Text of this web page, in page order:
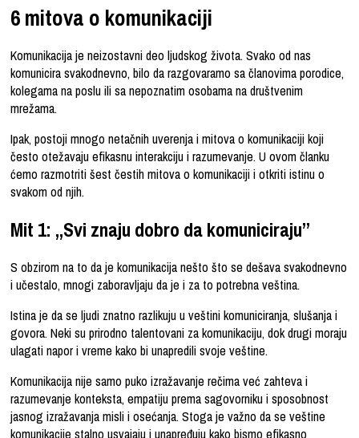
6 mitova o komunikaciji
Komunikacija je neizostavni deo ljudskog života. Svako od nas
komunicira svakodnevno, bilo da razgovaramo sa članovima porodice,
kolegama na poslu ili sa nepoznatim osobama na društvenim
mrežama.
Ipak, postoji mnogo netačnih uverenja i mitova o komunikaciji koji
često otežavaju efikasnu interakciju i razumevanje. U ovom članku
ćemo razmotriti šest čestih mitova o komunikaciji i otkriti istinu o
svakom od njih.
Mit 1: „Svi znaju dobro da komuniciraju”
S obzirom na to da je komunikacija nešto što se dešava svakodnevno
i učestalo, mnogi zaboravljaju da je i za to potrebna veština.
Istina je da se ljudi znatno razlikuju u veštini komuniciranja, slušanja i
govora. Neki su prirodno talentovani za komunikaciju, dok drugi moraju
ulagati napor i vreme kako bi unapredili svoje veštine.
Komunikacija nije samo puko izražavanje rečima već zahteva i
razumevanje konteksta, empatiju prema sagovorniku i sposobnost
jasnog izražavanja misli i osećanja. Stoga je važno da se veštine
komunikacije stalno usvajaju i unapređuju kako bismo efikasno